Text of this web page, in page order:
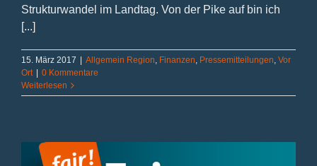
Strukturwandel im Landtag. Von der Pike auf bin ich
[...]
15. März 2017 Allgemein Region, Finanzen, Pressemitteilungen, Vor
Ort
0 Kommentare
Weiterlesen